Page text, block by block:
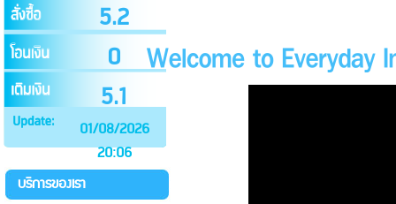
5.2
0
5.1
01/08/2026
20:06
บริการของเรา